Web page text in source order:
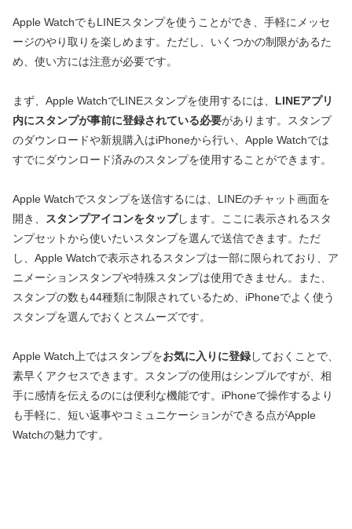
Apple WatchでもLINEスタンプを使うことができ、手軽にメッセ
ージのやり取りを楽しめます。ただし、いくつかの制限があるた
め、使い方には注意が必要です。
まず、Apple WatchでLINEスタンプを使用するには、 LINEアプリ
内にスタンプが事前に登録されている必要があります。スタンプ
のダウンロードや新規購入はiPhoneから行い、Apple Watchでは
すでにダウンロード済みのスタンプを使用することができます。
Apple Watchでスタンプを送信するには、LINEのチャット画面を
開き、
スタンプアイコンをタップします。ここに表示されるスタ
ンプセットから使いたいスタンプを選んで送信できます。ただ
し、Apple Watchで表示されるスタンプは一部に限られており、ア
ニメーションスタンプや特殊スタンプは使用できません。また、
スタンプの数も44種類に制限されているため、iPhoneでよく使う
スタンプを選んでおくとスムーズです。
Apple Watch上ではスタンプをお気に入りに登録しておくことで、
素早くアクセスできます。スタンプの使用はシンプルですが、相
手に感情を伝えるのには便利な機能です。iPhoneで操作するより
も手軽に、短い返事やコミュニケーションができる点がApple
Watchの魅力です。